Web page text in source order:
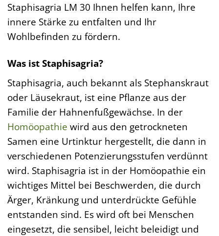
Staphisagria LM 30 Ihnen helfen kann, Ihre
innere Stärke zu entfalten und Ihr
Wohlbefinden zu fördern.
Was ist Staphisagria?
Staphisagria, auch bekannt als Stephanskraut
oder Läusekraut, ist eine Pflanze aus der
Familie der Hahnenfußgewächse. In der
Homöopathie wird aus den getrockneten
Samen eine Urtinktur hergestellt, die dann in
verschiedenen Potenzierungsstufen verdünnt
wird. Staphisagria ist in der Homöopathie ein
wichtiges Mittel bei Beschwerden, die durch
Ärger, Kränkung und unterdrückte Gefühle
entstanden sind. Es wird oft bei Menschen
eingesetzt, die sensibel, leicht beleidigt und